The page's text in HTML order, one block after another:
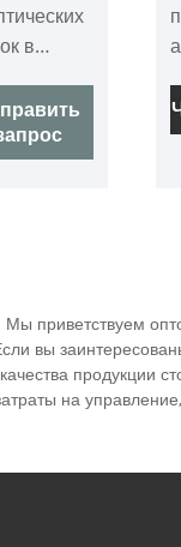
в
по
приветствуем
вы
продукции
на